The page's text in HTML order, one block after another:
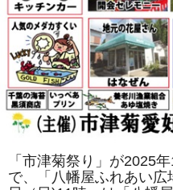
ま
す。
体
教
室
も
あ
り
ま
す。
は
「市津菊祭り」が2025
で、「八幡屋ふれあい